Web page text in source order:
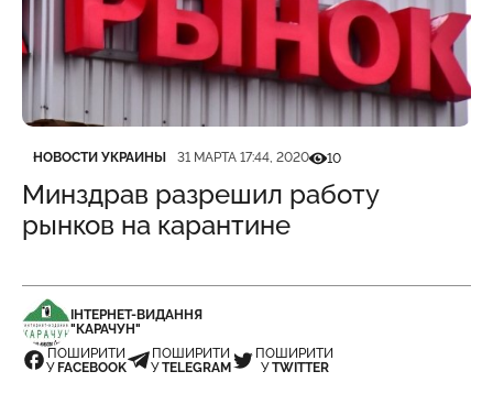
Категория
НОВОСТИ УКРАИНЫ
Дата публикации 31 МАРТА 17:44, 2020Кількість переглядів
10
Минздрав разрешил работу
рынков на карантине
ІНТЕРНЕТ-ВИДАННЯ
"КАРАЧУН"
ПОШИРИТИ
У FACEBOOK
ПОШИРИТИ
УTELEGRAM
ПОШИРИТИ
УTWITTER